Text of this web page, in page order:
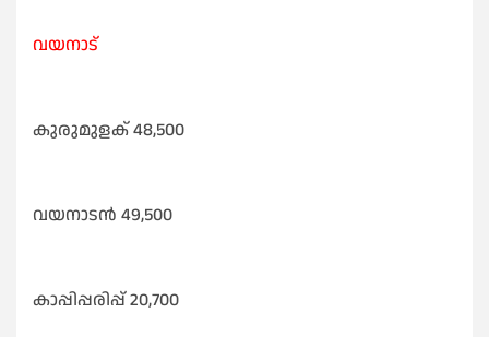
വയനാട്
കുരുമുളക് 48,500
വയനാടൻ 49,500
കാപ്പിപ്പരിപ്പ് 20,700